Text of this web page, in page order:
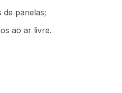
panelas;
ao ar livre.